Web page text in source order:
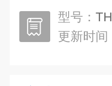
型号：
更新时间